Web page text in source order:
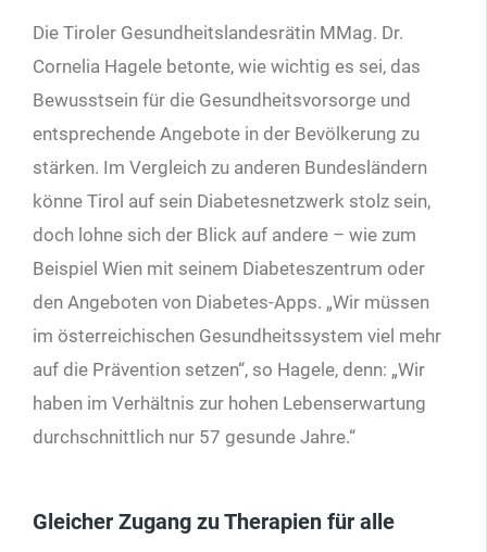
Die Tiroler Gesundheitslandesrätin MMag. Dr.
Cornelia Hagele betonte, wie wichtig es sei, das
Bewusstsein für die Gesundheitsvorsorge und
entsprechende Angebote in der Bevölkerung zu
stärken. Im Vergleich zu anderen Bundesländern
könne Tirol auf sein Diabetesnetzwerk stolz sein,
doch lohne sich der Blick auf andere – wie zum
Beispiel Wien mit seinem Diabeteszentrum oder
den Angeboten von Diabetes-Apps. „Wir müssen
im österreichischen Gesundheitssystem viel mehr
auf die Prävention setzen“, so Hagele, denn: „Wir
haben im Verhältnis zur hohen Lebenserwartung
durchschnittlich nur 57 gesunde Jahre.“
Gleicher Zugang zu Therapien für alle